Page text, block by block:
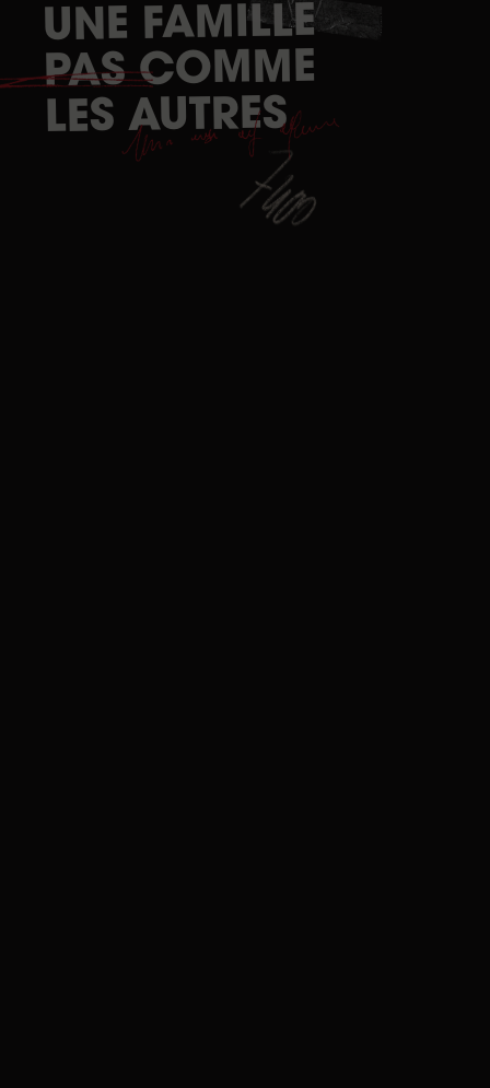
UNE FAMILLE
PAS COMME
LES AUTRES